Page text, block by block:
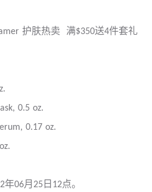
护肤热卖 满$350送4件套礼
0.5 oz.
0.17 oz.
06月25日12点。